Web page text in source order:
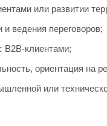
или развитии
ведения переговоров;
B2B-клиентами;
ориентация на
или